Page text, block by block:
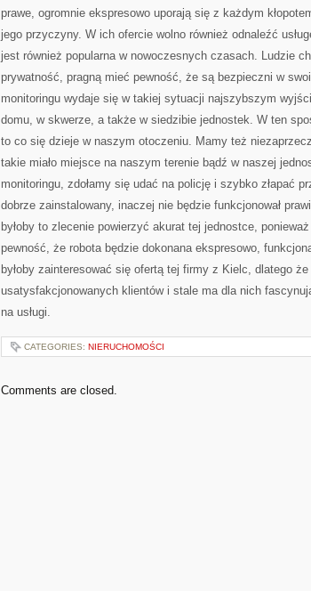
prawe, ogromnie ekspresowo uporają się z każdym
jego przyczyny. W ich ofercie wolno również odnaleźć
jest również popularna w nowoczesnych czasach. Ludzie
prywatność, pragną mieć pewność, że są bezpieczni w
monitoringu wydaje się w takiej sytuacji najszybszym
domu, w skwerze, a także w siedzibie jednostek. W ten
to co się dzieje w naszym otoczeniu. Mamy też
takie miało miejsce na naszym terenie bądź w naszej
monitoringu, zdołamy się udać na policję i szybko złapać
dobrze zainstalowany, inaczej nie będzie funkcjonował
byłoby to zlecenie powierzyć akurat tej jednostce,
pewność, że robota będzie dokonana ekspresowo,
byłoby zainteresować się ofertą tej firmy z Kielc, dlatego
usatysfakcjonowanych klientów i stale ma dla nich
na usługi.
CATEGORIES: NIERUCHOMOŚCI
Comments are closed.